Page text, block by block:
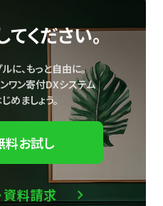
ください。
に、もっと自由に。
ワン寄付DXシステム
めましょう。
料お試し
資料請求